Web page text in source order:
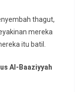
thagut,
mereka
itu batil.
Al-Baaziyyah